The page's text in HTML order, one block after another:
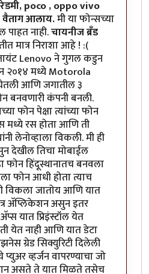
रेडमी, poco , oppo vivo
वैताग आलाय.मी या फोन्सच्या
पाहत नाही.चायनीज ब्रँड
मात्र निराशा आहे ! :(
Lenovo ने गुगल कडुन
२०१४ मध्ये Motorola
आणि जगातील ३
बनवणारी कंपनी बनली.
फोन पेक्षा त्यांच्या फोन
रस होता आणि ती
लेनोव्हाला विकली. मी ही
देखील तिचा मोबाईल
फोन हिंदूस्थानातच बनवला
फोन आधी होता त्याच
विकला जातोय आणि यात
अ‍ॅप्लिकेशन असुन इतर
यात प्रिइंस्टॉल येत
येत नाही आणि यात डेटा
ग्रेड सिक्युरिटी दिलेली
व्हर्जन वापरण्याचा जो
असते ते यात मिळते तसेच